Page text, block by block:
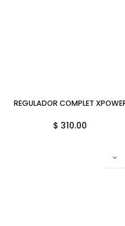
REGULADOR COMPLET
$ 310.00